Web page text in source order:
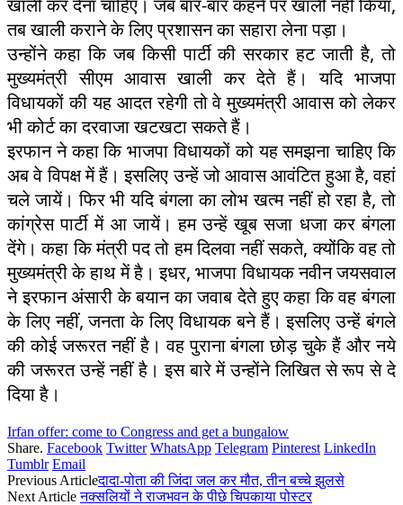
तब खाली कराने के लिए प्रशासन का सहारा लेना पड़ा।
उन्होंने कहा कि जब किसी पार्टी की सरकार हट जाती है, तो
मुख्यमंत्री सीएम आवास खाली कर देते हैं। यदि भाजपा
विधायकों की यह आदत रहेगी तो वे मुख्यमंत्री आवास को लेकर
भी कोर्ट का दरवाजा खटखटा सकते हैं।
इरफान ने कहा कि भाजपा विधायकों को यह समझना चाहिए कि
अब वे विपक्ष में हैं। इसलिए उन्हें जो आवास आवंटित हुआ है, वहां
चले जायें। फिर भी यदि बंगला का लोभ खत्म नहीं हो रहा है, तो
कांग्रेस पार्टी में आ जायें। हम उन्हें खूब सजा धजा कर बंगला
देंगे। कहा कि मंत्री पद तो हम दिलवा नहीं सकते, क्योंकि वह तो
मुख्यमंत्री के हाथ में है। इधर, भाजपा विधायक नवीन जयसवाल
ने इरफान अंसारी के बयान का जवाब देते हुए कहा कि वह बंगला
के लिए नहीं, जनता के लिए विधायक बने हैं। इसलिए उन्हें बंगले
की कोई जरूरत नहीं है। वह पुराना बंगला छोड़ चुके हैं और नये
की जरूरत उन्हें नहीं है। इस बारे में उन्होंने लिखित से रूप से दे
दिया है।
Irfan offer: come to Congress and get a bungalow
Share. Facebook Twitter WhatsApp Telegram Pinterest LinkedIn
Tumblr Email
Previous Articleदादा-पोता की जिंदा जल कर मौत, तीन बच्चे झुलसे
Next Articleनक्सलियों ने राजभवन के पीछे चिपकाया पोस्टर